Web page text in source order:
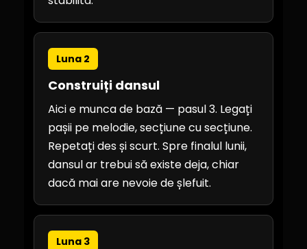
Luna 2
Construiți dansul
Aici e munca de bază — pasul 3. Legați
pașii pe melodie, secțiune cu secțiune.
Repetați des și scurt. Spre finalul lunii,
dansul ar trebui să existe deja, chiar
dacă mai are nevoie de șlefuit.
Luna 3